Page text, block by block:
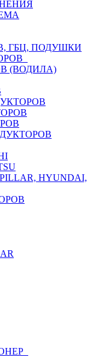
ГБЦ, ПОДУШКИ
(ВОДИЛА)
HYUNDAI,